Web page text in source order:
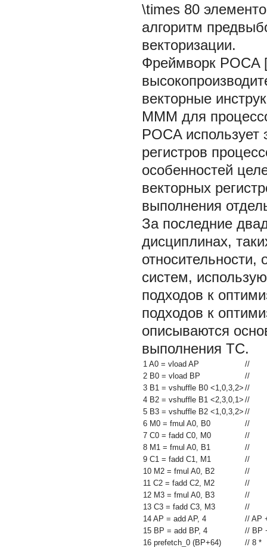
\times 80
алгоритм
векторизации.
Фреймворк POCA
векторные
MMM для
POCA
регистров
особенностей
векторных
выполнения
За последние
дисциплинах,
систем,
подходов к
подходов к
описываются
выполнения TC.
1 A0 = vload AP
//
2 B0 = vload BP
//
3 B1 = vshuffle B0 <1,0,3,2> //
4 B2 = vshuffle B1 <2,3,0,1> //
5 B3 = vshuffle B2 <1,0,3,2> //
6 M0 = fmul A0, B0
//
7 C0 = fadd C0, M0
//
8 M1 = fmul A0, B1
//
9 C1 = fadd C1, M1
//
10 M2 = fmul A0, B2
//
11 C2 = fadd C2, M2
//
12 M3 = fmul A0, B3
//
13 C3 = fadd C3, M3
//
14 AP = add AP, 4
// AP
15 BP = add BP, 4
// BP
16 prefetch_0 (BP+64)
// 8 *